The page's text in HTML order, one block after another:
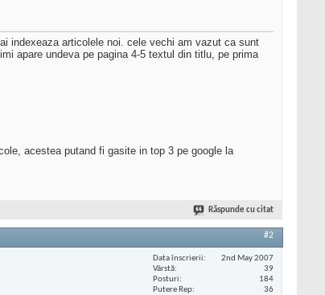
indexeaza articolele noi. cele vechi am vazut ca sunt
apare undeva pe pagina 4-5 textul din titlu, pe prima
acestea putand fi gasite in top 3 pe google la
Răspunde cu citat
#2
Data înscrierii
2nd May 2007
Vârstă
39
Posturi
184
Putere Rep
36